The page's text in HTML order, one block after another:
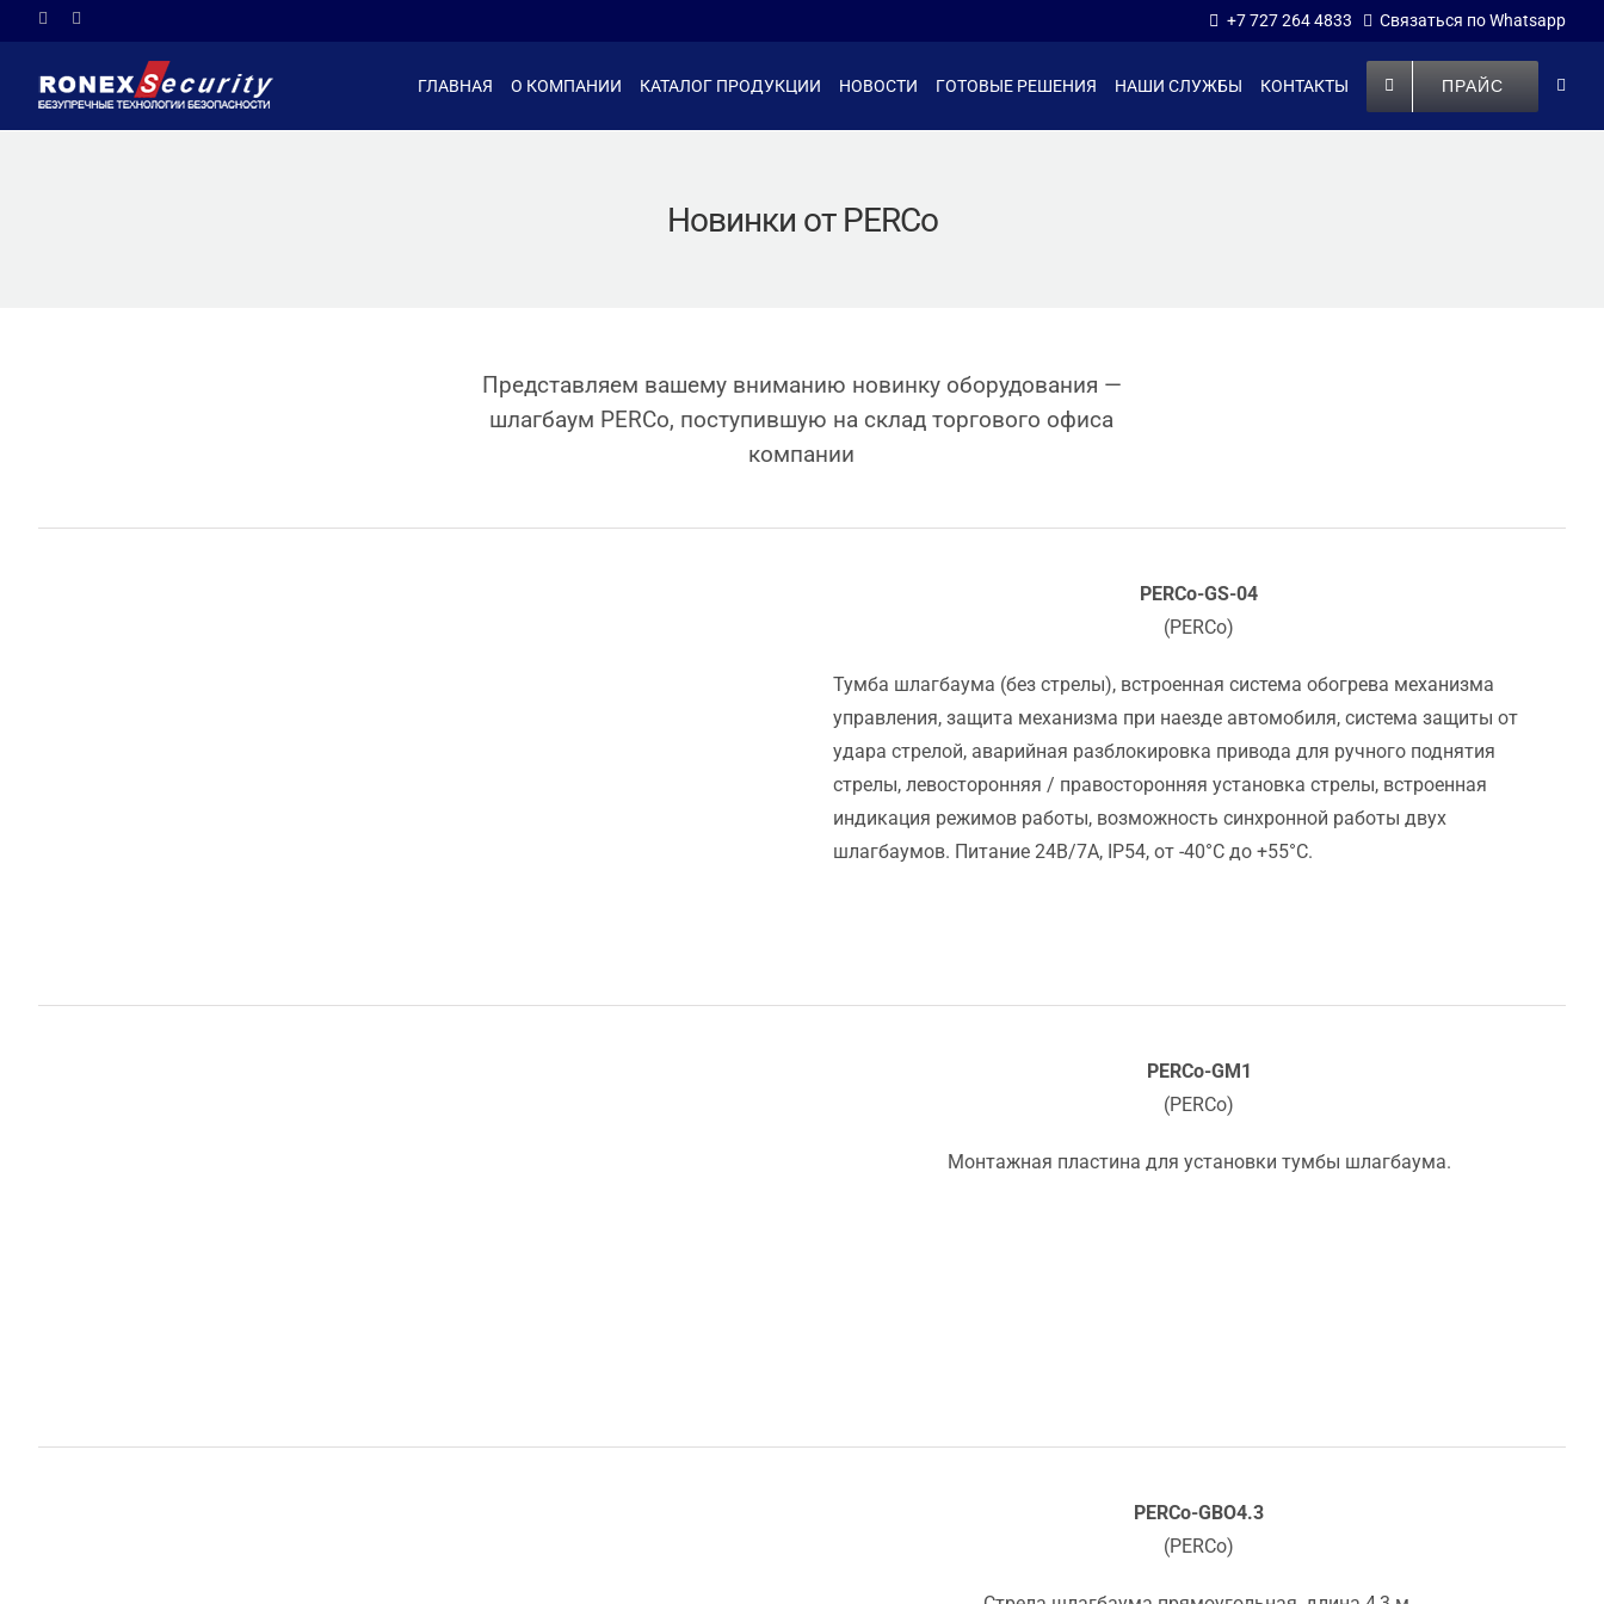
content
Facebook +7 727 264 4833 Связаться по Whatsapp
ГЛАВНАЯ О КОМПАНИИ КАТАЛОГ ПРОДУКЦИИ НОВОСТИ ГОТОВЫЕ РЕШЕНИЯ НАШИ СЛУЖБЫ КОНТАКТЫ ПРАЙС
Новинки от PERCo
Представляем вашему вниманию новинку оборудования —
шлагбаум PERCo, поступившую на склад торгового офиса
компании
PERCo-GS-04
(PERCo)
Тумба шлагбаума (без стрелы), встроенная система обогрева механизма
управления, защита механизма при наезде автомобиля, система защиты от
удара стрелой, аварийная разблокировка привода для ручного поднятия
стрелы, левосторонняя / правосторонняя установка стрелы, встроенная
индикация режимов работы, возможность синхронной работы двух
шлагбаумов. Питание 24В/7А, IP54, от -40°C до +55°C.
PERCo-GM1
(PERCo)
Монтажная пластина для установки тумбы шлагбаума.
PERCo-GBO4.3
(PERCo)